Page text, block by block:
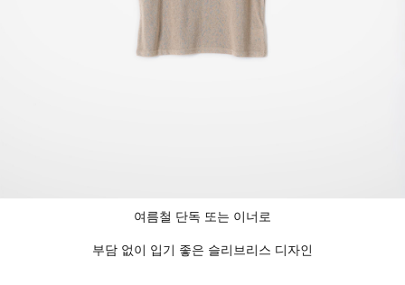
여름철 단독 또는 이너로
부담 없이 입기 좋은 슬리브리스 디자인